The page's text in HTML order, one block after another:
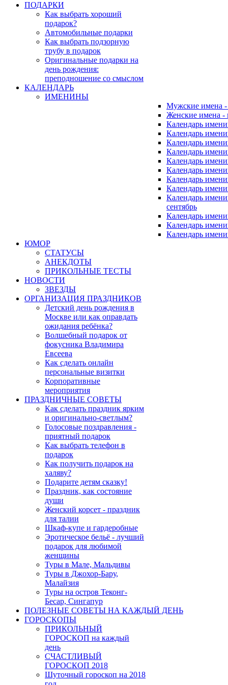
ПОДАРКИ
Как выбрать хороший
подарок?
Автомобильные подарки
Как выбрать подзорную
трубу в подарок
Оригинальные подарки на
день рождения:
преподношение со смыслом
КАЛЕНДАРЬ
ИМЕНИНЫ
Мужские имена
Женские имена
Календарь
Календарь
Календарь
Календарь
Календарь
Календарь
Календарь
Календарь
Календарь
сентябрь
Календарь
Календарь
Календарь
ЮМОР
СТАТУСЫ
АНЕКДОТЫ
ПРИКОЛЬНЫЕ ТЕСТЫ
НОВОСТИ
ЗВЕЗДЫ
ОРГАНИЗАЦИЯ ПРАЗДНИКОВ
Детский день рождения в
Москве или как оправдать
ожидания ребёнка?
Волшебный подарок от
фокусника Владимира
Евсеева
Как сделать онлайн
персональные визитки
Корпоративные
мероприятия
ПРАЗДНИЧНЫЕ СОВЕТЫ
Как сделать праздник ярким
и оригинально-светлым?
Голосовые поздравления -
приятный подарок
Как выбрать телефон в
подарок
Как получить подарок на
халяву?
Подарите детям сказку!
Праздник, как состояние
души
Женский корсет - праздник
для талии
Шкаф-купе и гардеробные
Эротическое бельё - лучший
подарок для любимой
женщины
Туры в Мале, Мальдивы
Туры в Джохор-Бару,
Малайзия
Туры на остров Теконг-
Бесар, Сингапур
ПОЛЕЗНЫЕ СОВЕТЫ НА КАЖДЫЙ ДЕНЬ
ГОРОСКОПЫ
ПРИКОЛЬНЫЙ
ГОРОСКОП на каждый
день
СЧАСТЛИВЫЙ
ГОРОСКОП 2018
Шуточный гороскоп на 2018